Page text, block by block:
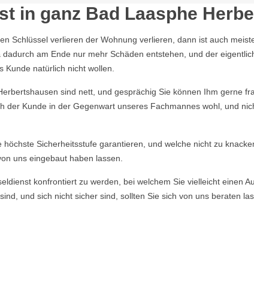
in ganz Bad Laasphe
Schlüssel verlieren der Wohnung verlieren, dann ist auch
am Ende nur mehr Schäden entstehen, und der
Kunde natürlich nicht wollen.
sind nett, und gesprächig Sie können Ihm gerne
der Kunde in der Gegenwart unseres Fachmannes wohl, und
Sicherheitsstufe garantieren, und welche nicht zu
uns eingebaut haben lassen.
konfrontiert zu werden, bei welchem Sie vielleicht einen
und sich nicht sicher sind, sollten Sie sich von uns beraten